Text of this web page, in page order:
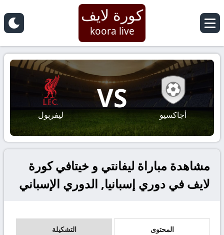
كورة لايف
koora live
أجاكسيو
VS
ليفربول
مشاهدة مباراة ليفانتي و خيتافي كورة
لايف في دوري إسبانيا, الدوري الإسباني
المحتوى التشكيلة